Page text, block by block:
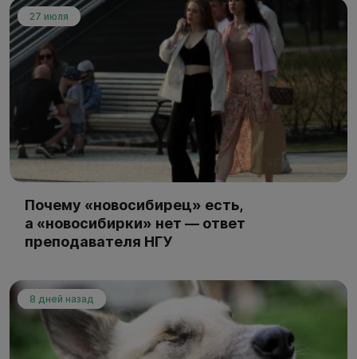
27 июля
Почему «новосибирец» есть,
а «новосибирки» нет — ответ
преподавателя НГУ
8 дней назад